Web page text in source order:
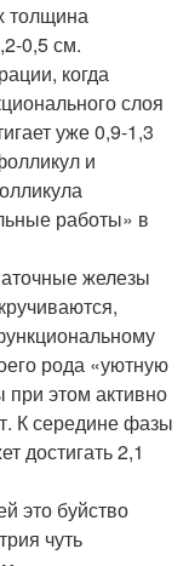
толщина
0,5 см.
когда
слоя
уже 0,9-1,3
и
работы» в
железы
рода «уютную
при этом активно
К середине фазы
достигать 2,1
это буйство
чуть